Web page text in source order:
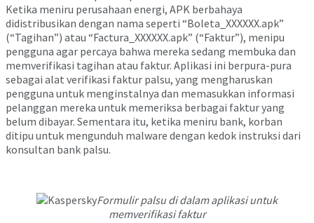
Ketika meniru perusahaan energi, APK berbahaya
didistribusikan dengan nama seperti “Boleta_XXXXXX.apk”
(“Tagihan”) atau “Factura_XXXXXX.apk” (“Faktur”), menipu
pengguna agar percaya bahwa mereka sedang membuka dan
memverifikasi tagihan atau faktur. Aplikasi ini berpura-pura
sebagai alat verifikasi faktur palsu, yang mengharuskan
pengguna untuk menginstalnya dan memasukkan informasi
pelanggan mereka untuk memeriksa berbagai faktur yang
belum dibayar. Sementara itu, ketika meniru bank, korban
ditipu untuk mengunduh malware dengan kedok instruksi dari
konsultan bank palsu.
Formulir palsu di dalam aplikasi untuk
memverifikasi faktur